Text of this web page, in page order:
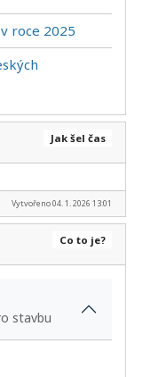
roce 2025
Jak šel čas
Vytvořeno 04. 1. 2026 13:01
Co to je?
stavbu